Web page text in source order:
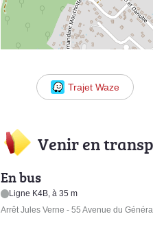
Trajet Waze
Venir en
En bus
Ligne K4B, à 35 m
Arrêt Jules Verne - 55 Avenue du